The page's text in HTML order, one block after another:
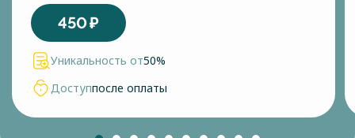
450₽
Уникальность от50%
Доступпосле оплаты